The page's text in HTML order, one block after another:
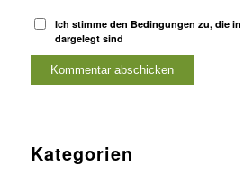
Ich stimme den Bedingungen zu, die
dargelegt sind
Kategorien